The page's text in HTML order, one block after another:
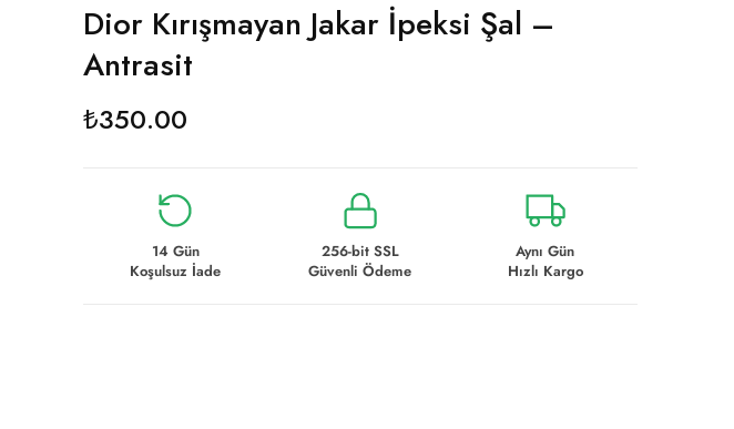
Dior Kırışmayan Jakar İpeksi Şal –
Antrasit
₺350.00
14 Gün
Koşulsuz İade
256-bit SSL
Güvenli Ödeme
Aynı Gün
Hızlı Kargo